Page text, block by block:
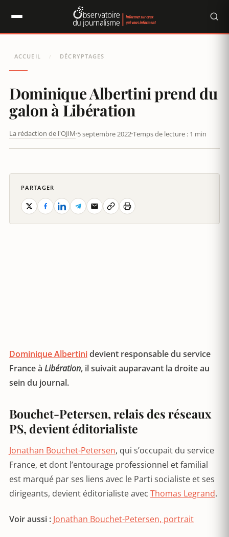
ACCUEIL / DÉCRYPTAGES
Dominique Albertini prend du
galon à Libération
La rédaction de l'OJIM 5 septembre 2022Temps de lecture : 1 min
Dominique Albertinidevient responsable du service
France à Libération, il suivait auparavant la droite au
sein du journal.
Bouchet-Petersen, relais des réseaux
PS, devient éditorialiste
Jonathan Bouchet-Petersen, qui s’occupait du service
France, et dont l’entourage professionnel et familial
est marqué par ses liens avec le Parti socialiste et ses
dirigeants, devient éditorialiste avec Thomas Legrand.
Voir aussi : Jonathan Bouchet-Petersen, portrait
PARTAGER
Panneau de gestion des cookies